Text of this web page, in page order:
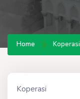
Home Koperasi
Koperasi